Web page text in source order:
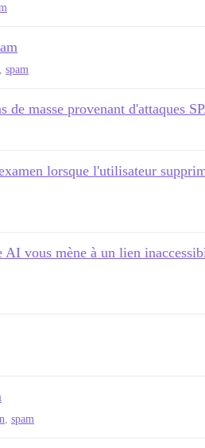
spam
de masse provenant d'attaques
lorsque l'utilisateur
vous mène à un lien
spam